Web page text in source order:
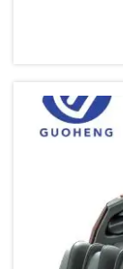
واحدة
كراسي